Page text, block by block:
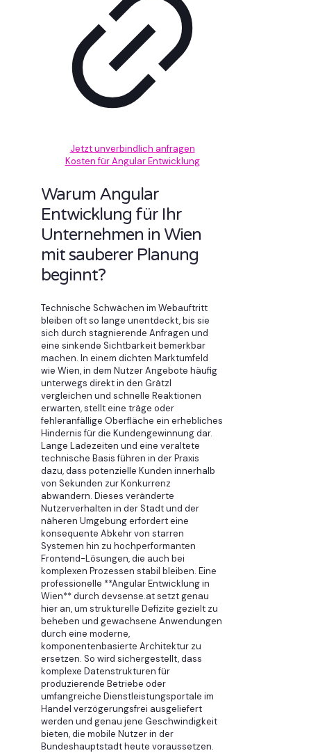
Jetzt unverbindlich anfragen
Kosten für Angular Entwicklung
Warum Angular
Entwicklung für Ihr
Unternehmen in Wien
mit sauberer Planung
beginnt?
Technische Schwächen im Webauftritt
bleiben oft so lange unentdeckt, bis sie
sich durch stagnierende Anfragen und
eine sinkende Sichtbarkeit bemerkbar
machen. In einem dichten Marktumfeld
wie Wien, in dem Nutzer Angebote häufig
unterwegs direkt in den Grätzl
vergleichen und schnelle Reaktionen
erwarten, stellt eine träge oder
fehleranfällige Oberfläche ein erhebliches
Hindernis für die Kundengewinnung dar.
Lange Ladezeiten und eine veraltete
technische Basis führen in der Praxis
dazu, dass potenzielle Kunden innerhalb
von Sekunden zur Konkurrenz
abwandern. Dieses veränderte
Nutzerverhalten in der Stadt und der
näheren Umgebung erfordert eine
konsequente Abkehr von starren
Systemen hin zu hochperformanten
Frontend-Lösungen, die auch bei
komplexen Prozessen stabil bleiben. Eine
professionelle **Angular Entwicklung in
Wien** durch devsense.at setzt genau
hier an, um strukturelle Defizite gezielt zu
beheben und gewachsene Anwendungen
durch eine moderne,
komponentenbasierte Architektur zu
ersetzen. So wird sichergestellt, dass
komplexe Datenstrukturen für
produzierende Betriebe oder
umfangreiche Dienstleistungsportale im
Handel verzögerungsfrei ausgeliefert
werden und genau jene Geschwindigkeit
bieten, die mobile Nutzer in der
Bundeshauptstadt heute voraussetzen.